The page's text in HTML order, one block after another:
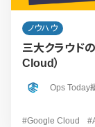
ノウハウ
三大クラウド
Cloud）
Ops Today
#Google Cloud